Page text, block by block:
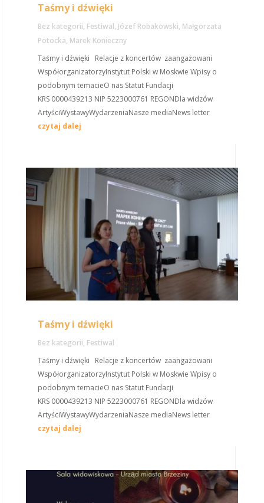
Taśmy i dźwięki
Bez kategorii, Festiwal, Józef Robakowski, Małgorzata
Potocka, Marek Konieczny
Taśmy i dźwięki Relacje z koncertów zaangażowani
WspółorganizatorzyInstytut Polski w Moskwie Wpisy o
podobnym temacieO nas Statut Fundacji
KRS 0000439213 NIP 5223000761 REGONDla widzów
ArtyściWystawyWydarzeniaNasze mediaNews letter
czytaj dalej
Taśmy i dźwięki
Bez kategorii, Festiwal
Taśmy i dźwięki Relacje z koncertów zaangażowani
WspółorganizatorzyInstytut Polski w Moskwie Wpisy o
podobnym temacieO nas Statut Fundacji
KRS 0000439213 NIP 5223000761 REGONDla widzów
ArtyściWystawyWydarzeniaNasze mediaNews letter
czytaj dalej